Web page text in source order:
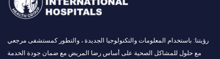
رؤيتنا: باستخدام المعلومات والتكنولوجيا الجديدة ، والتطور كمستشفى مرجعي
مع حلول للمشاكل الصحية على أساس رضا المريض مع ضمان جودة الخدمة